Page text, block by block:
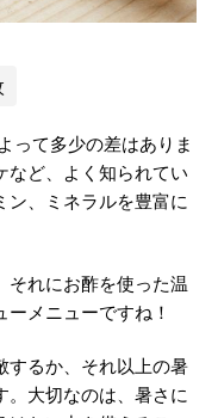
って多少の差はありま
など、よく知られてい
ン、ミネラルを豊富に
れにお酢を使った温
メニューですね！
するか、それ以上の暑
。大切なのは、暑さに